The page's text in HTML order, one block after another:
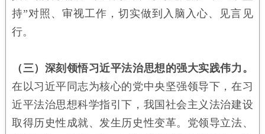
持”对照、审视工作，切实做到入脑入心、见言见
行。
（三）深刻领悟习近平法治思想的强大实践伟力。
在以习近平同志为核心的党中央坚强领导下，在习
近平法治思想科学指引下，我国社会主义法治建设
取得历史性成就、发生历史性变革。党领导立法、